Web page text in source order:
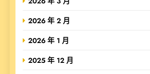
2026 年 2 月
2026 年 1 月
2025 年 12 月